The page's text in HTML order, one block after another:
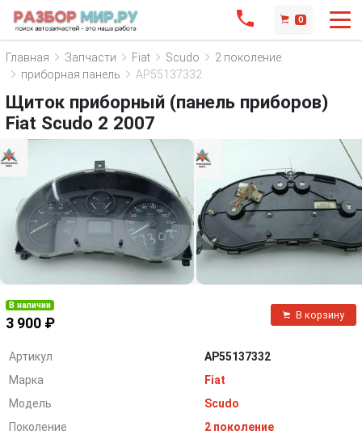
0
Главная Запчасти Fiat Scudo
2 поколение
приборная панель
AP55137332
Щиток приборный (панель приборов)
Fiat Scudo 2 2007
В наличии
3 900 ₽
В корзину
Артикул
AP55137332
Марка
Fiat
Модель
Scudo
Поколение
2 поколение